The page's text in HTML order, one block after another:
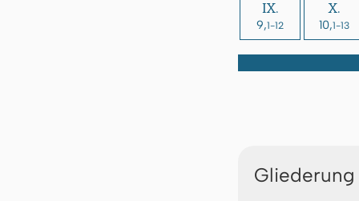
IX.
9,1-12
X.
10,1-13